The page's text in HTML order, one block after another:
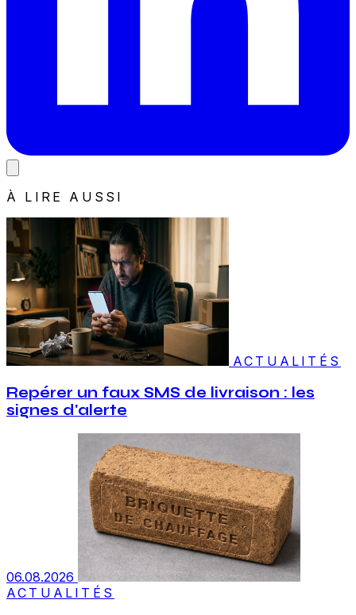
À LIRE AUSSI
ACTUALITÉS
Repérer un faux SMS de livraison : les
signes d'alerte
06.08.2026
ACTUALITÉS